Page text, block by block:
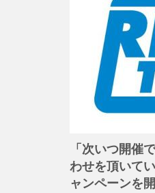
「次いつ開催
わせを頂いてい
ャンペーンを